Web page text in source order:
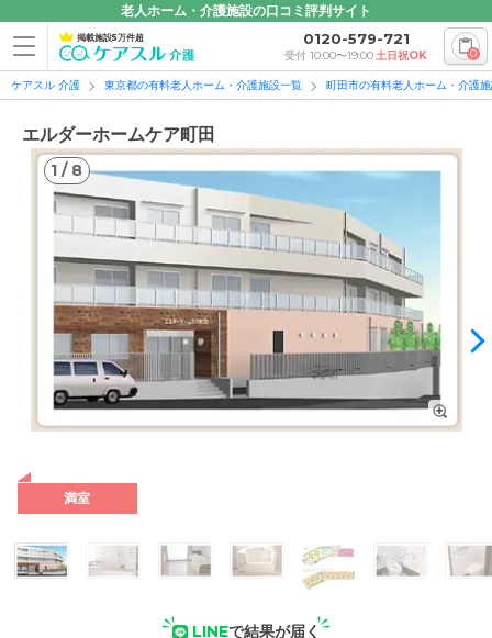
老人ホーム・介護施設の口コミ評判サイト
掲載施設5万件超 0120-579-721
受付 10:00〜19:00土日祝OK 0
ケアスル 介護 東京都の有料老人ホーム・介護施設一覧 町田市の有料老人ホーム・介護
エルダーホームケア町田
1 / 8
1
停からは徒歩2分の閑静な住宅街にある介護付き有料老人ホー
ムです。
満室
LINEで結果が届く